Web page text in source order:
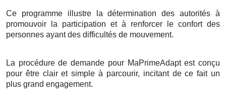
Ce programme illustre la détermination des autorités à
promouvoir la participation et à renforcer le confort des
personnes ayant des difficultés de mouvement.
La procédure de demande pour MaPrimeAdapt est conçu
pour être clair et simple à parcourir, incitant de ce fait un
plus grand engagement.